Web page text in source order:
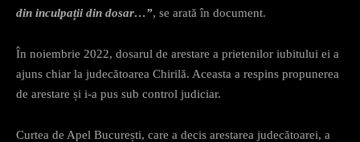
din inculpații din dosar…”, se arată în document.
În noiembrie 2022, dosarul de arestare a prietenilor iubitului ei a
ajuns chiar la judecătoarea Chirilă. Aceasta a respins propunerea
de arestare și i-a pus sub control judiciar.
Curtea de Apel București, care a decis arestarea judecătoarei, a